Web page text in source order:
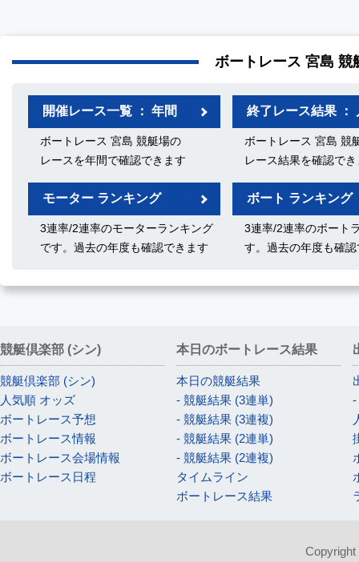
ボートレース 宮島 競
開催レース一覧 ： 年間
ボートレース 宮島 競艇場の
レースを年間で確認できます
終了レース結果 ：
ボートレース 宮島 競
レース結果を確認で
モーター ランキング
3連率/2連率のモーターランキング
です。過去の年度も確認できます
ボート ランキング
3連率/2連率のボート
す。過去の年度も確
競艇倶楽部 (シン)
競艇倶楽部 (シン)
人気順 オッズ
ボートレース予想
ボートレース情報
ボートレース会場情報
ボートレース日程
本日のボートレース結果
本日の競艇結果
- 競艇結果 (3連単)
- 競艇結果 (3連複)
- 競艇結果 (2連単)
- 競艇結果 (2連複)
タイムライン
ボートレース結果
-